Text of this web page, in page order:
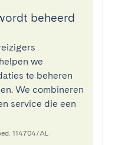
beheerd
we
te beheren
We combineren
service die een
114704/AL